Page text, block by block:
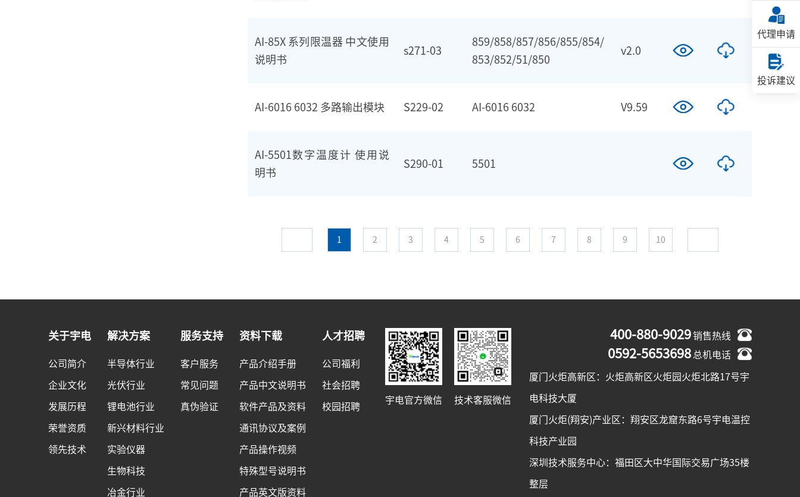
AI-85X 系列限温器 中文使用
说明书
s271-03
859/858/857/856/855/854/
853/852/51/850
v2.0
AI-6016 6032 多路输出模块 S229-02 AI-6016 6032 V9.59
AI-5501数字温度计 使用说
明书
S290-01 5501
1 2 3 4 5 6 7 8 9 10
代理申请
投诉建议
关于宇电
公司简介
企业文化
发展历程
荣誉资质
领先技术
解决方案
半导体行业
光伏行业
锂电池行业
新兴材料行业
实验仪器
生物科技
冶金行业
服务支持
客户服务
常见问题
真伪验证
资料下载
产品介绍手册
产品中文说明书
软件产品及资料
通讯协议及案例
产品操作视频
特殊型号说明书
产品英文版资料
人才招聘
公司福利
社会招聘
校园招聘
宇电官方微信 技术客服微信
400-880-9029 销售热线
0592-5653698 总机电话
厦门火炬高新区：火炬高新区火炬园火炬北路17号宇
电科技大厦
厦门火炬(翔安)产业区：翔安区龙窟东路6号宇电温控
科技产业园
深圳技术服务中心：福田区大中华国际交易广场35楼
整层